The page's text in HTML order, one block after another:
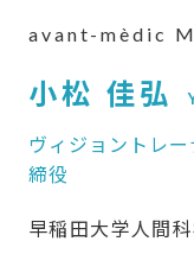
avant-mèdic
小松 佳弘
ヴィジョントレー
締役
早稲田大学人間